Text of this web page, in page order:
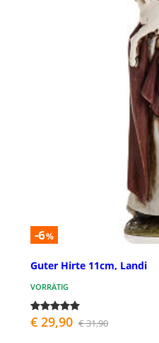
-6%
Guter Hirte 11cm, Landi
VORRÄTIG
€ 29,90 € 31,90